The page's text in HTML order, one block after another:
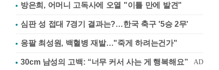
방은희, 어머니 고독사에 오열 "이틀 만에 발견"
심판 성 접대 7경기 결과는?…한국 축구 '5승 2무'
응팔 최성원, 백혈병 재발…"죽게 하려는건가"